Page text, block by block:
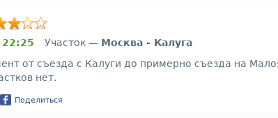
22:25 Участок — Москва - Калуга
от съезда с Калуги до примерно съезда на
нет.
Поделиться